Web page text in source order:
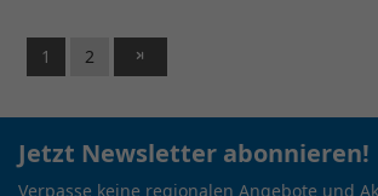
1 2
Jetzt Newsletter abonnieren!
Verpasse keine regionalen Angebote und